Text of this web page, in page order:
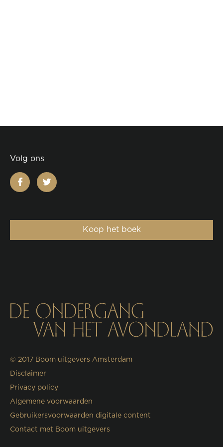
Volg ons
facebooktwitter
Koop het boek
© 2017 Boom uitgevers Amsterdam
Disclaimer
Privacy policy
Algemene voorwaarden
Gebruikersvoorwaarden digitale content
Contact met Boom uitgevers